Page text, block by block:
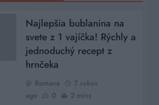
Najlepšia bublanina na
svete z 1 vajíčka! Rýchly a
jednoduchý recept z
hrnčeka
Romana
7 rokov
ago
0 2 mins